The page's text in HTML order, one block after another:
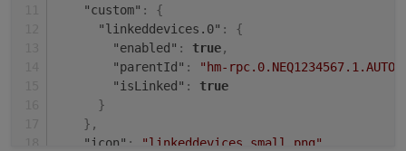
"custom" :
{
"linkeddevices.0" :
{
"enabled" : true,
"parentId" :
"hm-
"isLinked" :
true
}
} ,
"icon" :
"linkeddevices_small.png"